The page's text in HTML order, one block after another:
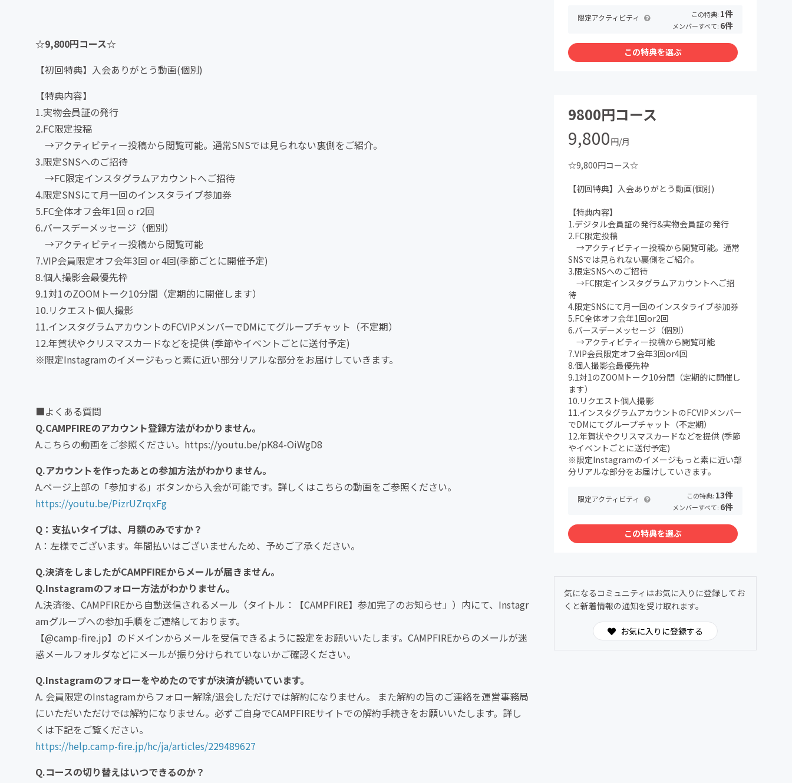
☆9,800円コース☆
【初回特典】入会ありがとう動画(個別)
【特典内容】
1.実物会員証の発行
2.FC限定投稿
→アクティビティー投稿から閲覧可能。通常SNSでは見られない裏側をご紹介。
3.限定SNSへのご招待
→FC限定インスタグラムアカウントへご招待
4.限定SNSにて月一回のインスタライブ参加券
5.FC全体オフ会年1回 o r2回
6.バースデーメッセージ（個別）
→アクティビティー投稿から閲覧可能
7.VIP会員限定オフ会年3回 or 4回(季節ごとに開催予定)
8.個人撮影会最優先枠
9.1対1のZOOMトーク10分間（定期的に開催します）
10.リクエスト個人撮影
11.インスタグラムアカウントのFCVIPメンバーでDMにてグループチャット（不定期）
12.年賀状やクリスマスカードなどを提供 (季節やイベントごとに送付予定)
※限定Instagramのイメージもっと素に近い部分リアルな部分をお届けしていきます。
■よくある質問
Q.CAMPFIREのアカウント登録方法がわかりません。
A.こちらの動画をご参照ください。https://youtu.be/pK84-OiWgD8
Q.アカウントを作ったあとの参加方法がわかりません。
A.ページ上部の「参加する」ボタンから入会が可能です。詳しくはこちらの動画をご参照ください。
https://youtu.be/PizrUZrqxFg
Q：支払いタイプは、月額のみですか？
A：左様でございます。年間払いはございませんため、予めご了承ください。
Q.決済をしましたがCAMPFIREからメールが届きません。
Q.Instagramのフォロー方法がわかりません。
A.決済後、CAMPFIREから自動送信されるメール（タイトル：【CAMPFIRE】参加完了のお知らせ」）内にて、Instagr
amグループへの参加手順をご連絡しております。
【@camp-fire.jp】のドメインからメールを受信できるように設定をお願いいたします。CAMPFIREからのメールが迷
惑メールフォルダなどにメールが振り分けられていないかご確認ください。
Q.Instagramのフォローをやめたのですが決済が続いています。
A. 会員限定のInstagramからフォロー解除/退会しただけでは解約になりません。 また解約の旨のご連絡を運営事務局
にいただいただけでは解約になりません。必ずご自身でCAMPFIREサイトでの解約手続きをお願いいたします。詳し
くは下記をご覧ください。
https://help.camp-fire.jp/hc/ja/articles/229489627
Q.コースの切り替えはいつできるのか？
限定アクティビティ この特典: 1件
メンバーすべて: 6件
この特典を選ぶ
9800円コース
9,800円/月
☆9,800円コース☆
【初回特典】入会ありがとう動画(個別)
【特典内容】
1.デジタル会員証の発行&実物会員証の発行
2.FC限定投稿
→アクティビティー投稿から閲覧可能。通常
SNSでは見られない裏側をご紹介。
3.限定SNSへのご招待
→FC限定インスタグラムアカウントへご招
待
4.限定SNSにて月一回のインスタライブ参加券
5.FC全体オフ会年1回or2回
6.バースデーメッセージ（個別）
→アクティビティー投稿から閲覧可能
7.VIP会員限定オフ会年3回or4回
8.個人撮影会最優先枠
9.1対1のZOOMトーク10分間（定期的に開催し
ます）
10.リクエスト個人撮影
11.インスタグラムアカウントのFCVIPメンバー
でDMにてグループチャット（不定期）
12.年賀状やクリスマスカードなどを提供 (季節
やイベントごとに送付予定)
※限定Instagramのイメージもっと素に近い部
分リアルな部分をお届けしていきます。
限定アクティビティ この特典: 13件
メンバーすべて: 6件
この特典を選ぶ
気になるコミュニティはお気に入りに登録してお
くと新着情報の通知を受け取れます。
お気に入りに登録する